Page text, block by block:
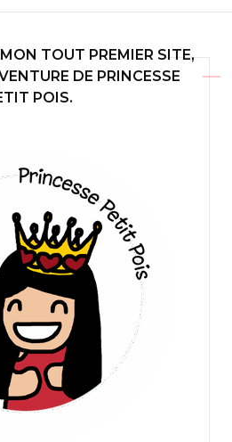
TOUT PREMIER SITE,
DE PRINCESSE
POIS.